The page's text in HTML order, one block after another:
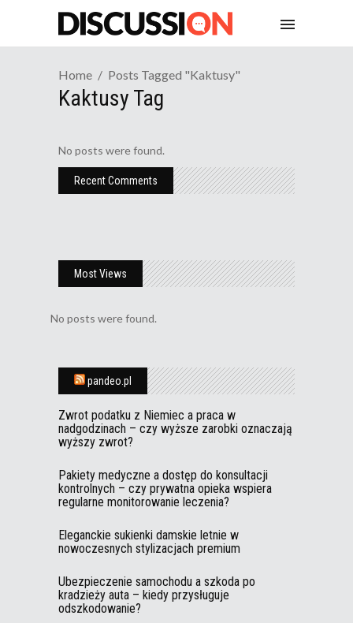
Home Posts Tagged "Kaktusy"
Kaktusy Tag
No posts were found.
Recent Comments
Most Views
No posts were found.
pandeo.pl
Zwrot podatku z Niemiec a praca w
nadgodzinach – czy wyższe zarobki oznaczają
wyższy zwrot?
Pakiety medyczne a dostęp do konsultacji
kontrolnych – czy prywatna opieka wspiera
regularne monitorowanie leczenia?
Eleganckie sukienki damskie letnie w
nowoczesnych stylizacjach premium
Ubezpieczenie samochodu a szkoda po
kradzieży auta – kiedy przysługuje
odszkodowanie?